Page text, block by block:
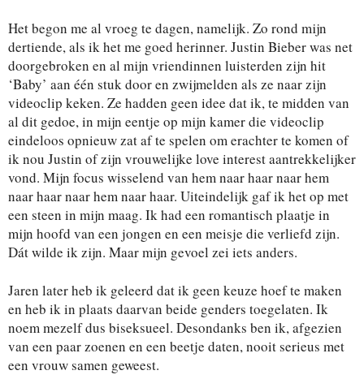
Het begon me al vroeg te dagen, namelijk. Zo rond mijn
dertiende, als ik het me goed herinner. Justin Bieber was net
doorgebroken en al mijn vriendinnen luisterden zijn hit
‘Baby’ aan één stuk door en zwijmelden als ze naar zijn
videoclip keken. Ze hadden geen idee dat ik, te midden van
al dit gedoe, in mijn eentje op mijn kamer die videoclip
eindeloos opnieuw zat af te spelen om erachter te komen of
ik nou Justin of zijn vrouwelijke love interest aantrekkelijker
vond. Mijn focus wisselend van hem naar haar naar hem
naar haar naar hem naar haar. Uiteindelijk gaf ik het op met
een steen in mijn maag. Ik had een romantisch plaatje in
mijn hoofd van een jongen en een meisje die verliefd zijn.
Dát wilde ik zijn. Maar mijn gevoel zei iets anders.
Jaren later heb ik geleerd dat ik geen keuze hoef te maken
en heb ik in plaats daarvan beide genders toegelaten. Ik
noem mezelf dus biseksueel. Desondanks ben ik, afgezien
van een paar zoenen en een beetje daten, nooit serieus met
een vrouw samen geweest.